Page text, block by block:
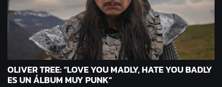
OLIVER TREE: “LOVE YOU MADLY, HATE YOU BADLY
ES UN ÁLBUM MUY PUNK”